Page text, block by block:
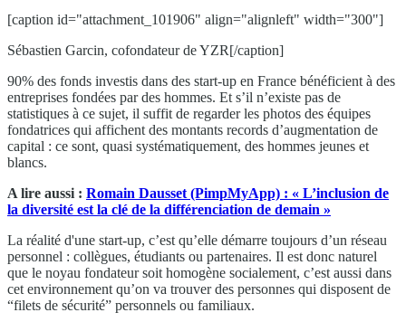
[caption id="attachment_101906" align="alignleft" width="300"]
Sébastien Garcin, cofondateur de YZR[/caption]
90% des fonds investis dans des start-up en France bénéficient à des
entreprises fondées par des hommes. Et s’il n’existe pas de
statistiques à ce sujet, il suffit de regarder les photos des équipes
fondatrices qui affichent des montants records d’augmentation de
capital : ce sont, quasi systématiquement, des hommes jeunes et
blancs.
A lire aussi : Romain Dausset (PimpMyApp) : « L’inclusion de
la diversité est la clé de la différenciation de demain »
La réalité d'une start-up, c’est qu’elle démarre toujours d’un réseau
personnel : collègues, étudiants ou partenaires. Il est donc naturel
que le noyau fondateur soit homogène socialement, c’est aussi dans
cet environnement qu’on va trouver des personnes qui disposent de
“filets de sécurité” personnels ou familiaux.